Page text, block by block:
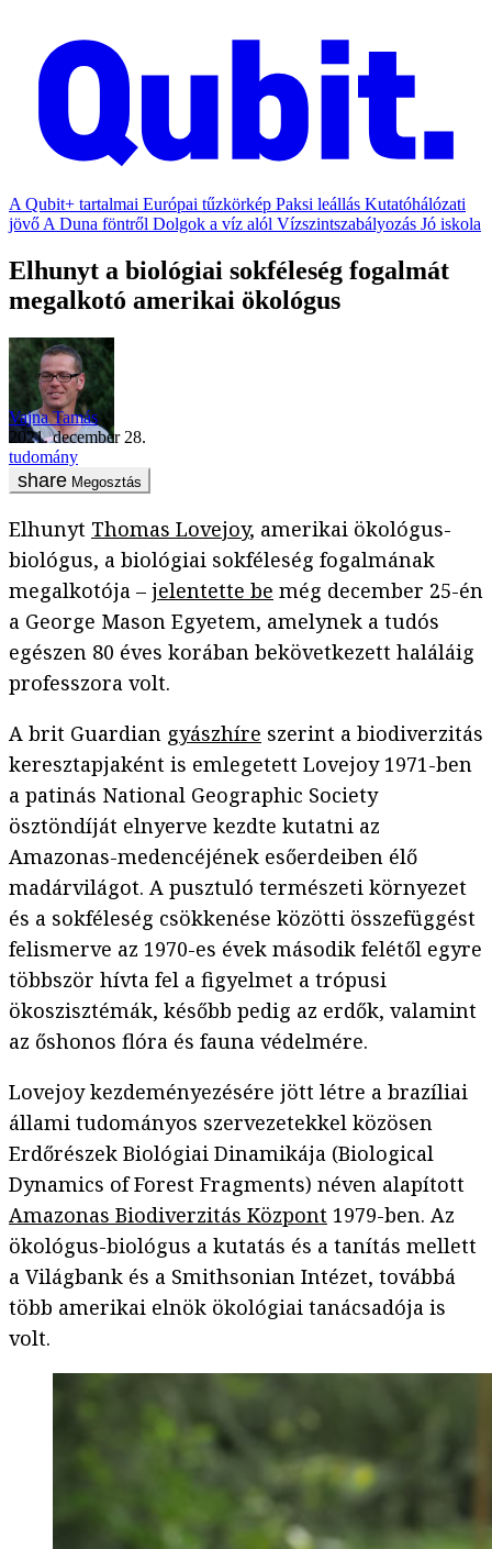
A Qubit+ tartalmai Európai tűzkörkép Paksi leállás Kutatóhálózati
jövő A Duna föntről Dolgok a víz alól Vízszintszabályozás Jó iskola
Elhunyt a biológiai sokféleség fogalmát
megalkotó amerikai ökológus
Vajna Tamás
2021. december 28.
tudomány
Megosztás
Elhunyt Thomas Lovejoy, amerikai ökológus-
biológus, a biológiai sokféleség fogalmának
megalkotója – jelentette be még december 25-én
a George Mason Egyetem, amelynek a tudós
egészen 80 éves korában bekövetkezett haláláig
professzora volt.
A brit Guardian gyászhíre szerint a biodiverzitás
keresztapjaként is emlegetett Lovejoy 1971-ben
a patinás National Geographic Society
ösztöndíját elnyerve kezdte kutatni az
Amazonas-medencéjének esőerdeiben élő
madárvilágot. A pusztuló természeti környezet
és a sokféleség csökkenése közötti összefüggést
felismerve az 1970-es évek második felétől egyre
többször hívta fel a figyelmet a trópusi
ökoszisztémák, később pedig az erdők, valamint
az őshonos flóra és fauna védelmére.
Lovejoy kezdeményezésére jött létre a brazíliai
állami tudományos szervezetekkel közösen
Erdőrészek Biológiai Dinamikája (Biological
Dynamics of Forest Fragments) néven alapított
Amazonas Biodiverzitás Központ 1979-ben. Az
ökológus-biológus a kutatás és a tanítás mellett
a Világbank és a Smithsonian Intézet, továbbá
több amerikai elnök ökológiai tanácsadója is
volt.